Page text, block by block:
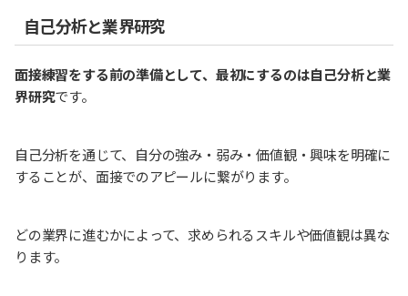
自己分析と業界研究
面接練習をする前の準備として、最初にするのは自己分析と業
界研究です。
自己分析を通じて、自分の強み・弱み・価値観・興味を明確に
することが、面接でのアピールに繋がります。
どの業界に進むかによって、求められるスキルや価値観は異な
ります。